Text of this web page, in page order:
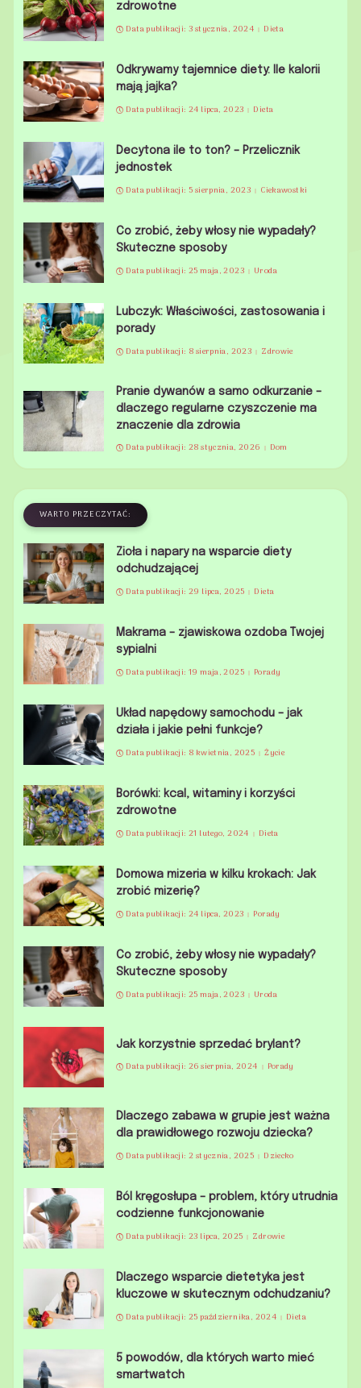
zdrowotne
Data publikacji: 3 stycznia, 2024 Dieta
Odkrywamy tajemnice diety: Ile kalorii
mają jajka?
Data publikacji: 24 lipca, 2023 Dieta
Decytona ile to ton? – Przelicznik
jednostek
Data publikacji: 5 sierpnia, 2023 Ciekawostki
Co zrobić, żeby włosy nie wypadały?
Skuteczne sposoby
Data publikacji: 25 maja, 2023 Uroda
Lubczyk: Właściwości, zastosowania i
porady
Data publikacji: 8 sierpnia, 2023 Zdrowie
Pranie dywanów a samo odkurzanie –
dlaczego regularne czyszczenie ma
znaczenie dla zdrowia
Data publikacji: 28 stycznia, 2026 Dom
WARTO PRZECZYTAĆ:
Zioła i napary na wsparcie diety
odchudzającej
Data publikacji: 29 lipca, 2025 Dieta
Makrama – zjawiskowa ozdoba Twojej
sypialni
Data publikacji: 19 maja, 2025 Porady
Układ napędowy samochodu – jak
działa i jakie pełni funkcje?
Data publikacji: 8 kwietnia, 2025 Życie
Borówki: kcal, witaminy i korzyści
zdrowotne
Data publikacji: 21 lutego, 2024 Dieta
Domowa mizeria w kilku krokach: Jak
zrobić mizerię?
Data publikacji: 24 lipca, 2023 Porady
Co zrobić, żeby włosy nie wypadały?
Skuteczne sposoby
Data publikacji: 25 maja, 2023 Uroda
Jak korzystnie sprzedać brylant?
Data publikacji: 26 sierpnia, 2024 Porady
Dlaczego zabawa w grupie jest ważna
dla prawidłowego rozwoju dziecka?
Data publikacji: 2 stycznia, 2025 Dziecko
Ból kręgosłupa – problem, który utrudnia
codzienne funkcjonowanie
Data publikacji: 23 lipca, 2025 Zdrowie
Dlaczego wsparcie dietetyka jest
kluczowe w skutecznym odchudzaniu?
Data publikacji: 25 października, 2024 Dieta
5 powodów, dla których warto mieć
smartwatch